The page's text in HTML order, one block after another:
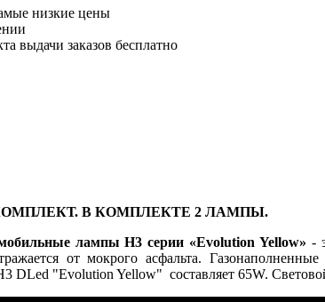
низкие цены
выдачи заказов бесплатно
В КОМПЛЕКТЕ 2 ЛАМПЫ.
лампы H3 серии «Evolution Yellow» -
от мокрого асфальта.
DLed "Evolution Yellow" составляет 65W.